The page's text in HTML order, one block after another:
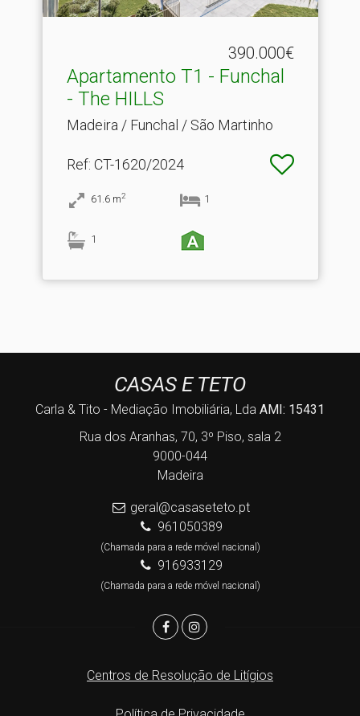
390.000€
Apartamento T1 - Funchal
- The HILLS
Madeira / Funchal / São Martinho
Ref: CT-1620/2024
61.6 m2 1
1
CASAS E TETO
Carla & Tito - Mediação Imobiliária, Lda AMI: 15431
Rua dos Aranhas, 70, 3º Piso, sala 2
9000-044
Madeira
geral@casaseteto.pt
961050389
(Chamada para a rede móvel nacional)
916933129
(Chamada para a rede móvel nacional)
Centros de Resolução de Litígios